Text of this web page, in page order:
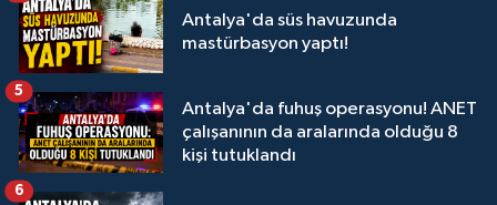
Antalya'da süs havuzunda
mastürbasyon yaptı!
Antalya'da fuhuş operasyonu! ANET
çalışanının da aralarında olduğu 8
kişi tutuklandı
5
6